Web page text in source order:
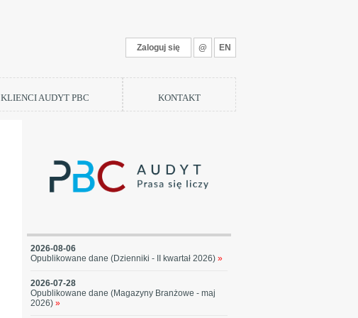
Zaloguj się @ EN
KLIENCI AUDYT PBC KONTAKT
2026-08-06
Opublikowane dane (Dzienniki - II kwartał 2026) »
2026-07-28
Opublikowane dane (Magazyny Branżowe - maj
2026) »